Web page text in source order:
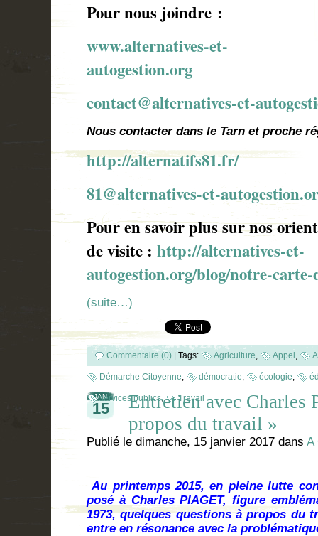
Pour nous joindre :
www.alternatives-et-
autogestion.org
contact@alternatives-et-
Nous contacter dans le Tarn et proche
http://alternatifs81.fr/
81@alternatives-et-
Pour en savoir plus sur nos
de visite : http://alternatives-et-
autogestion.org/blog/notre-
(suite…)
Commentaire (0) | Tags: Agriculture Appel
Démarche Citoyenne démocratie écologie
services publics, Travail
JAN
15
Entretien avec Charles
propos du travail »
Publié le dimanche, 15 janvier 2017 dans A
Au printemps 2015, en pleine lutte
posé à Charles PIAGET, figure
1973, quelques questions à propos
entre en résonance avec la